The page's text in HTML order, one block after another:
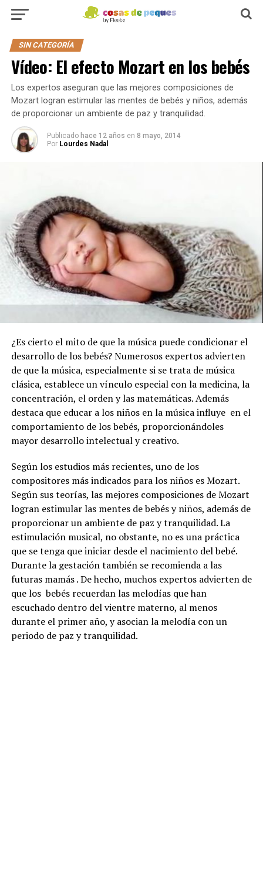
SIN CATEGORÍA
Vídeo: El efecto Mozart en los bebés
Los expertos aseguran que las mejores composiciones de
Mozart logran estimular las mentes de bebés y niños, además
de proporcionar un ambiente de paz y tranquilidad.
Publicado hace 12 años en 8 mayo, 2014
Por Lourdes Nadal
¿Es cierto el mito de que la música puede condicionar el
desarrollo de los bebés? Numerosos expertos advierten
de que la música, especialmente si se trata de música
clásica, establece un vínculo especial con la medicina, la
concentración, el orden y las matemáticas. Además
destaca que educar a los niños en la músicainfluye en el
comportamiento de los bebés, proporcionándoles
mayor desarrollo intelectual y creativo.
Según los estudios más recientes, uno de los
compositores más indicados para los niños es Mozart.
Según sus teorías, las mejores composiciones de Mozart
logran estimular las mentes de bebés y niños, además de
proporcionar un ambiente de paz y tranquilidad. La
estimulación musical, no obstante, no es una práctica
que se tenga que iniciar desde el nacimiento del bebé.
Durante la gestación también se recomienda a las
futuras mamás . De hecho, muchos expertos advierten de
que los bebés recuerdan las melodías que han
escuchado dentro del vientre materno, al menos
durante el primer año, y asocian la melodía con un
periodo de paz y tranquilidad.